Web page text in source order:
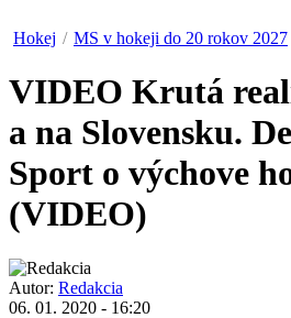
Hokej / MS v hokeji do 20 rokov 2027
VIDEO Krutá
a na Slovensku.
Sport o výchove
(VIDEO)
Autor: Redakcia
06. 01. 2020 - 16:20